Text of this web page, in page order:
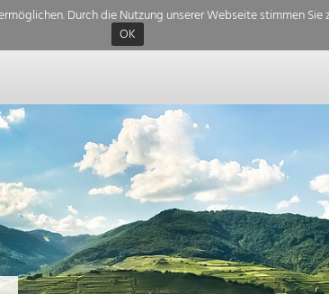
Durch die Nutzung unserer Webseite stimmen
OK